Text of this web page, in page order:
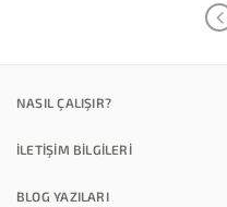
NASIL ÇALIŞIR?
İLETİŞİM BİLGİLERİ
BLOG YAZILARI